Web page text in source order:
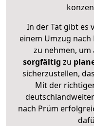
In der Tat gibt es
einem Umzug nach
zu nehmen, um
sorgfältig zu
sicherzustellen,
Mit der
nach Prüm